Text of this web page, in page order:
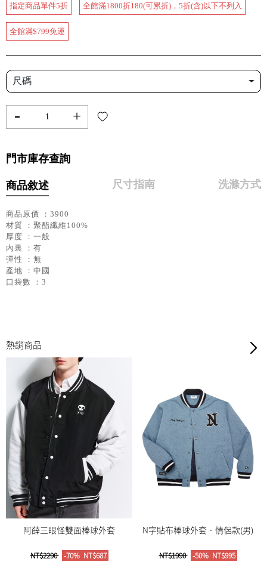
指定商品單件5折 全館滿1800折180(可累折)，5折(含)以下不列入
全館滿$799免運
尺碼
- +
門市庫存查詢
商品敘述 尺寸指南 洗滌方式
商品原價 ：3900
材質 ：聚酯纖維100%
厚度 ：一般
內裏 ：有
彈性 ：無
產地 ：中國
口袋數 ：3
熱銷商品
阿薛三眼怪雙面棒球外套
NT$2290 -70% NT$687
N字貼布棒球外套‧情侶款(男)
NT$1990 -50% NT$995